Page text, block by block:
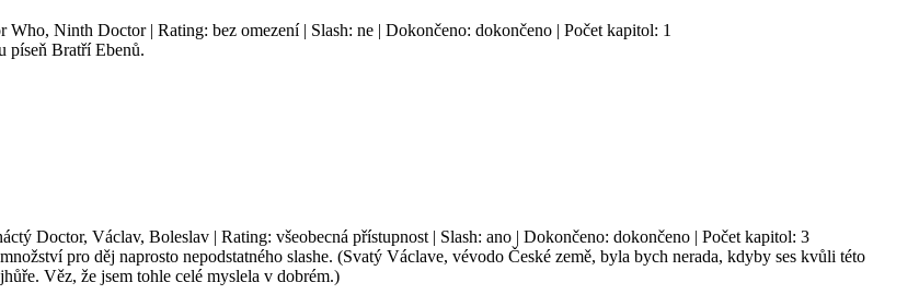
Who, Ninth Doctor | Rating: bez omezení | Slash: ne | Dokončeno: dokončeno | Počet kapitol: 1
píseň Bratří Ebenů.
Doctor, Václav, Boleslav | Rating: všeobecná přístupnost | Slash: ano | Dokončeno: dokončeno | Počet kapitol: 3
pro děj naprosto nepodstatného slashe. (Svatý Václave, vévodo České země, byla bych nerada, kdyby ses kvůli této
Věz, že jsem tohle celé myslela v dobrém.)